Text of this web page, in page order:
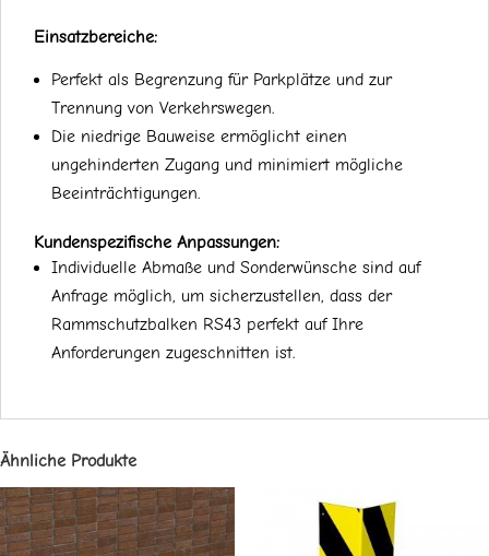
Einsatzbereiche:
Perfekt als Begrenzung für Parkplätze und zur
Trennung von Verkehrswegen.
Die niedrige Bauweise ermöglicht einen
ungehinderten Zugang und minimiert mögliche
Beeinträchtigungen.
Kundenspezifische Anpassungen:
Individuelle Abmaße und Sonderwünsche sind auf
Anfrage möglich, um sicherzustellen, dass der
Rammschutzbalken RS43 perfekt auf Ihre
Anforderungen zugeschnitten ist.
Ähnliche Produkte